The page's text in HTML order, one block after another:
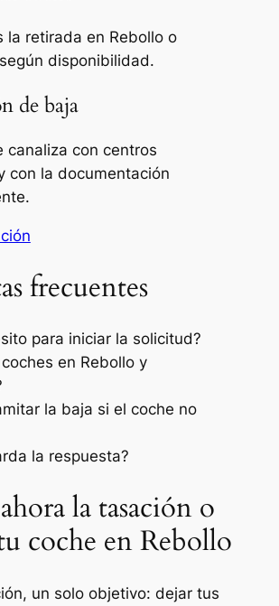
la retirada en Rebollo o
disponibilidad.
de baja
canaliza con centros
con la documentación
frecuentes
para iniciar la solicitud?
en Rebollo y
la baja si el coche no
la respuesta?
la tasación o
coche en Rebollo
un solo objetivo: dejar tus